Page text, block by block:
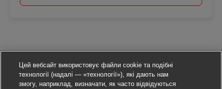
Цей вебсайт використовує файли cookie та подібні
технології (надалі — «технології»), які дають нам
змогу, наприклад, визначати, як часто відвідуються